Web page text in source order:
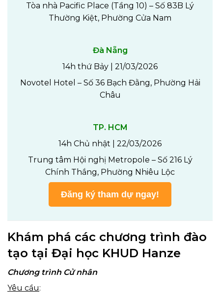
Tòa nhà Pacific Place (Tầng 10) – Số 83B Lý
Thường Kiệt, Phường Cửa Nam
Đà Nẵng
14h thứ Bảy | 21/03/2026
Novotel Hotel – Số 36 Bạch Đằng, Phường Hải
Châu
TP. HCM
14h Chủ nhật | 22/03/2026
Trung tâm Hội nghị Metropole – Số 216 Lý
Chính Thắng, Phường Nhiêu Lộc
Đăng ký tham dự ngay!
Khám phá các chương trình đào
tạo tại Đại học KHUD Hanze
Chương trình Cử nhân
Yêu cầu: